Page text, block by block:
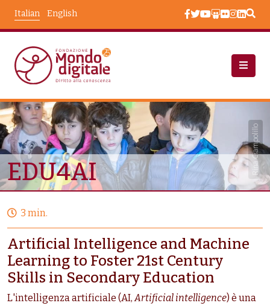
English
Italian
Progetti EDU4AI
Rina Ciampolillo
EDU4AI
3 min.
Artificial Intelligence and Machine
Learning to Foster 21st Century
Skills in Secondary Education
L'intelligenza artificiale (AI,Artificial intelligence) è una